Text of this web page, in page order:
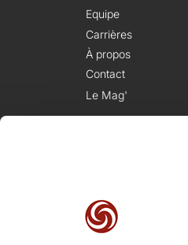
Equipe
Carrières
À propos
Contact
Le Mag'